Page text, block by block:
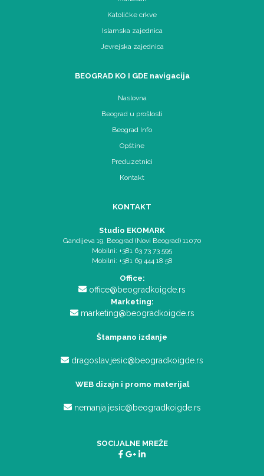
Katoličke crkve
Islamska zajednica
Jevrejska zajednica
BEOGRAD KO I GDE navigacija
Naslovna
Beograd u prošlosti
Beograd Info
Opštine
Preduzetnici
Kontakt
KONTAKT
Studio EKOMARK
Gandijeva 19, Beograd (Novi Beograd) 11070
Mobilni: +381 63 73 73 595
Mobilni: +381 69 444 18 58
Office:
office@beogradkoigde.rs
Marketing:
marketing@beogradkoigde.rs
Štampano izdanje
dragoslav.jesic@beogradkoigde.rs
WEB dizajn i promo materijal
nemanja.jesic@beogradkoigde.rs
SOCIJALNE MREŽE